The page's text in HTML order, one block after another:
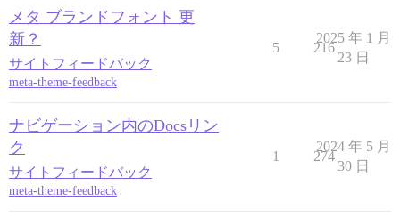
メタ ブランドフォント 更
新？
サイトフィードバック
meta-theme-feedback
5 216
2025 年 1 月
23 日
ナビゲーション内のDocsリン
ク
サイトフィードバック
meta-theme-feedback
1 274
2024 年 5 月
30 日